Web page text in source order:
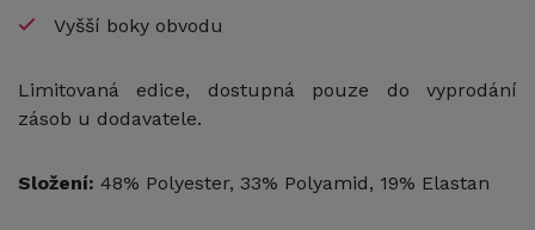
Vyšší boky obvodu
Limitovaná edice, dostupná pouze do vyprodání
zásob u dodavatele.
Složení: 48% Polyester, 33% Polyamid, 19% Elastan